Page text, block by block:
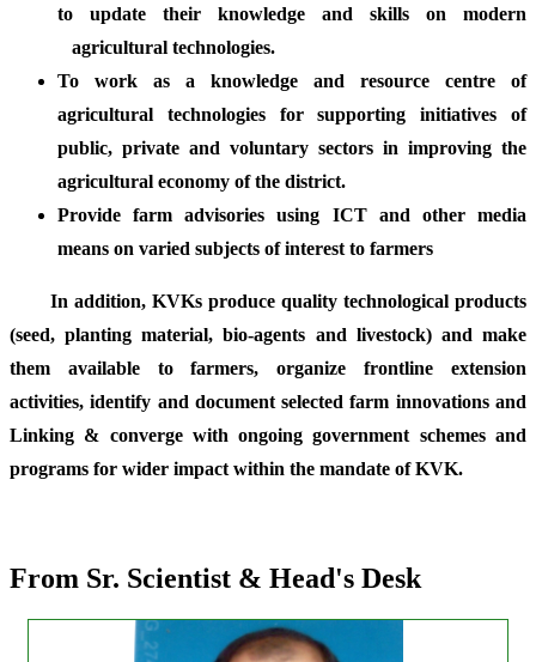
to update their knowledge and skills on modern
agricultural technologies.
To work as a knowledge and resource centre of
agricultural technologies for supporting initiatives of
public, private and voluntary sectors in improving the
agricultural economy of the district.
Provide farm advisories using ICT and other media
means on varied subjects of interest to farmers
In addition, KVKs produce quality technological products
(seed, planting material, bio-agents and livestock) and make
them available to farmers, organize frontline extension
activities, identify and document selected farm innovations and
Linking & converge with ongoing government schemes and
programs for wider impact within the mandate of KVK.
From Sr. Scientist & Head's Desk